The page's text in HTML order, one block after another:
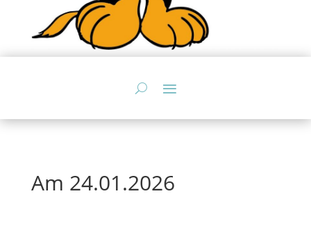
Am 24.01.2026